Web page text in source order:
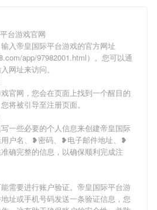
台游戏官网
入帝皇国际平台游戏的官方网址
app/97982001.html）。您可以通
网址来访问。
官网，您会在页面上找到一个醒目的
将被引导至注册页面。
一些必要的个人信息来创建帝皇国际
户名、❥密码、❥电子邮件地址、❥
确完整的信息，以确保顺利完成注
需要进行账户验证。帝皇国际平台游
址或手机号码发送一条验证信息，您